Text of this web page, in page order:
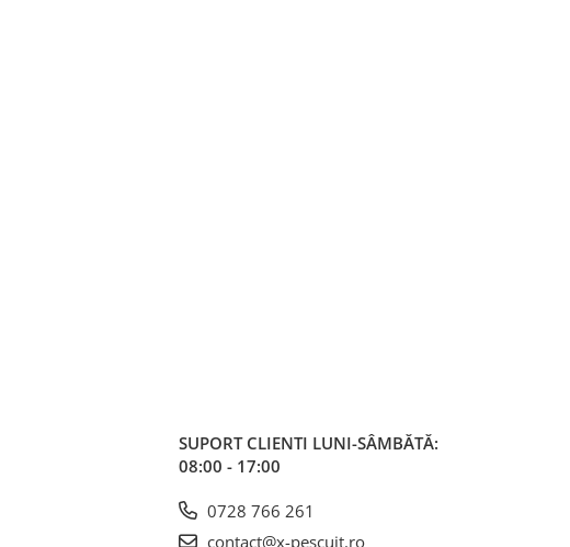
SUPORT CLIENTI LUNI-SÂMBĂTĂ:
08:00 - 17:00
0728 766 261
contact@x-pescuit.ro